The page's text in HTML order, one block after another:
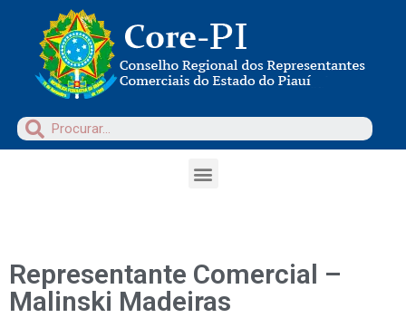
Representante Comercial –
Malinski Madeiras